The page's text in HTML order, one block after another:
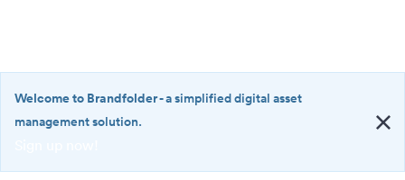
·
Welcome to Brandfolder- a simplified digital asset
management solution.